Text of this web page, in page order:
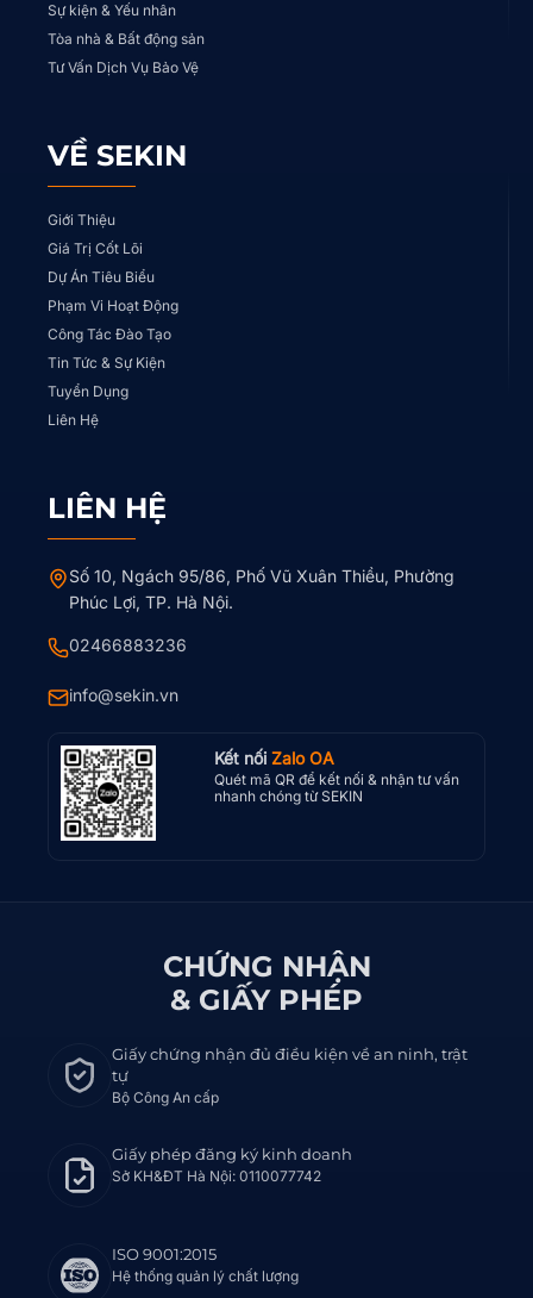
Sự kiện & Yếu nhân
Tòa nhà & Bất động sản
Tư Vấn Dịch Vụ Bảo Vệ
VỀ SEKIN
Giới Thiệu
Giá Trị Cốt Lõi
Dự Án Tiêu Biểu
Phạm Vi Hoạt Động
Công Tác Đào Tạo
Tin Tức & Sự Kiện
Tuyển Dụng
Liên Hệ
LIÊN HỆ
Số 10, Ngách 95/86, Phố Vũ Xuân Thiều, Phường
Phúc Lợi, TP. Hà Nội.
02466883236
info@sekin.vn
Kết nối Zalo OA
Quét mã QR để kết nối & nhận tư vấn
nhanh chóng từ SEKIN
CHỨNG NHẬN
& GIẤY PHÉP
Giấy chứng nhận đủ điều kiện về an ninh, trật
tự
Bộ Công An cấp
Giấy phép đăng ký kinh doanh
Sở KH&ĐT Hà Nội: 0110077742
ISO 9001:2015
Hệ thống quản lý chất lượng